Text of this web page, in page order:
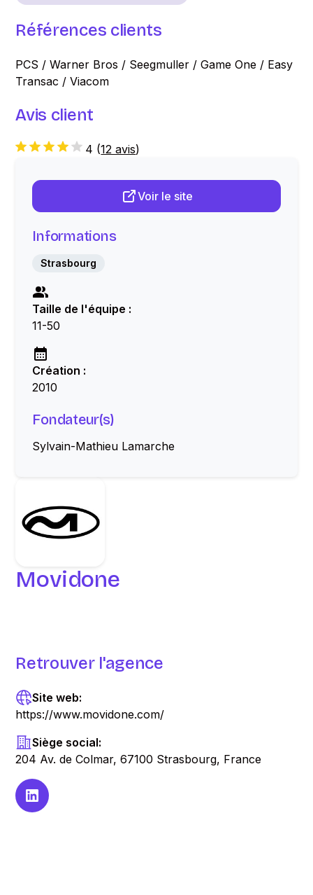
Movidone
Références clients
PCS / Warner Bros / Seegmuller / Game One / Easy
Transac / Viacom
Avis client
4 (12 avis)
Voir le site
Informations
Strasbourg
Taille de l'équipe :
11-50
Création :
2010
Fondateur(s)
Sylvain-Mathieu Lamarche
Retrouver l'agence
Site web:
https://www.movidone.com/
Siège social:
204 Av. de Colmar, 67100 Strasbourg, France